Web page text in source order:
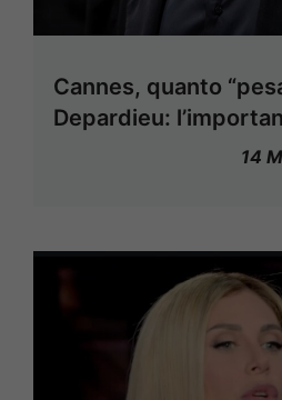
Cannes, quanto
Depardieu:
14